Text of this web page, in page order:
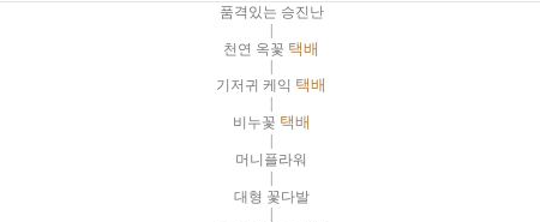
품격있는 승진난
|
천연 옥꽃 택배
기저귀 케익 택배
비누꽃 택배
|
머니플라워
|
대형 꽃다발